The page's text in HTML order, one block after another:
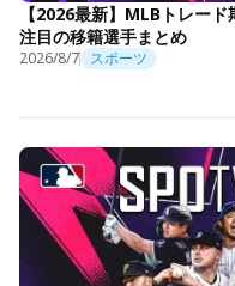
【2026最新】MLBトレー
注目の移籍選手まとめ
2026/8/7 スポーツ